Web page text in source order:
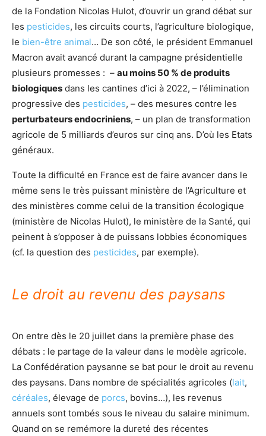
de la Fondation Nicolas Hulot, d’ouvrir un grand débat sur
les pesticides, les circuits courts, l’agriculture biologique,
le bien-être animal… De son côté, le président Emmanuel
Macron avait avancé durant la campagne présidentielle
plusieurs promesses : – au moins 50 % de produits
biologiques dans les cantines d’ici à 2022, – l’élimination
progressive des pesticides, – des mesures contre les
perturbateurs endocriniens, – un plan de transformation
agricole de 5 milliards d’euros sur cinq ans. D’où les Etats
généraux.
Toute la difficulté en France est de faire avancer dans le
même sens le très puissant ministère de l’Agriculture et
des ministères comme celui de la transition écologique
(ministère de Nicolas Hulot), le ministère de la Santé, qui
peinent à s’opposer à de puissans lobbies économiques
(cf. la question des pesticides, par exemple).
Le droit au revenu des paysans
On entre dès le 20 juillet dans la première phase des
débats : le partage de la valeur dans le modèle agricole.
La Confédération paysanne se bat pour le droit au revenu
des paysans. Dans nombre de spécialités agricoles (lait,
céréales, élevage de porcs, bovins…), les revenus
annuels sont tombés sous le niveau du salaire minimum.
Quand on se remémore la dureté des récentes